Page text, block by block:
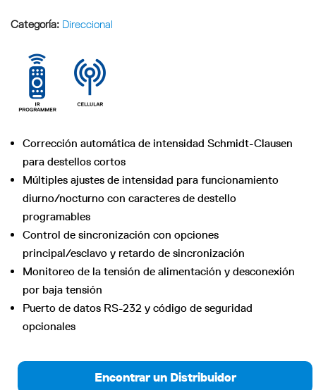
Categoría: Direccional
Corrección automática de intensidad Schmidt-Clausen
para destellos cortos
Múltiples ajustes de intensidad para funcionamiento
diurno/nocturno con caracteres de destello
programables
Control de sincronización con opciones
principal/esclavo y retardo de sincronización
Monitoreo de la tensión de alimentación y desconexión
por baja tensión
Puerto de datos RS-232 y código de seguridad
opcionales
Encontrar un Distribuidor